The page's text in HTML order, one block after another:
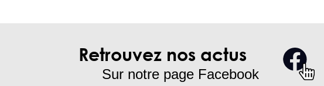
Retrouvez nos actus
Sur notre page Facebook